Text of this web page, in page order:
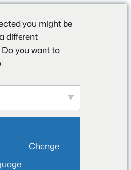
you might be
different
Do you want to